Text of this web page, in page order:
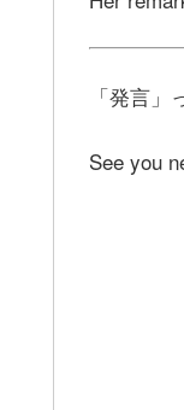
「発言
See you